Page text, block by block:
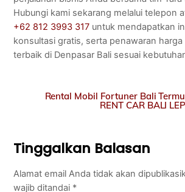
Hubungi kami sekarang melalui telepon
+62 812 3993 317 untuk mendapatkan
konsultasi gratis, serta penawaran
terbaik di Denpasar Bali sesuai
Rental Mobil Fortuner Bali
RENT CAR BALI
Tinggalkan Balasan
Alamat email Anda tidak akan
wajib ditandai *